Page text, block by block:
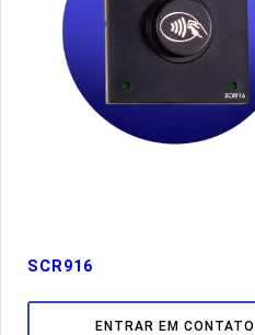
SCR916
ENTRAR EM CONTATO